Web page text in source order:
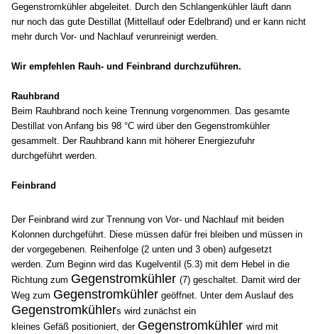
Gegenstromkühler abgeleitet. Durch den Schlangenkühler läuft dann
nur noch das gute Destillat (Mittellauf oder Edelbrand) und er kann nicht
mehr durch Vor- und Nachlauf verunreinigt werden.
Wir empfehlen Rauh- und Feinbrand durchzuführen.
Rauhbrand
Beim Rauhbrand noch keine Trennung vorgenommen. Das gesamte
Destillat von Anfang bis 98 °C wird über den Gegenstromkühler
gesammelt. Der Rauhbrand kann mit höherer Energiezufuhr
durchgeführt werden.
Feinbrand
Der Feinbrand wird zur Trennung von Vor- und Nachlauf mit beiden
Kolonnen durchgeführt. Diese müssen dafür frei bleiben und müssen in
der vorgegebenen. Reihenfolge (2 unten und 3 oben) aufgesetzt
werden.Zum Beginn wird das Kugelventil (5.3) mit dem Hebel in die
Richtung zum Gegenstromkühler(7) geschaltet. Damit wird der
Weg zum Gegenstromkühler geöffnet. Unter dem Auslauf des
Gegenstromkühlers wird zunächst ein
kleines Gefäß positioniert, der Gegenstromkühlerwird mit